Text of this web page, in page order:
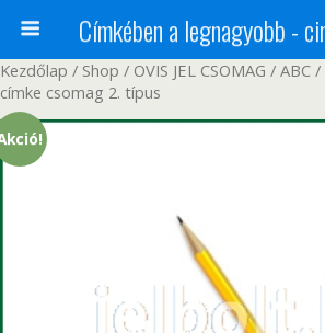
Kezdőlap / Shop / OVIS JEL CSOMAG / ABC /
címke csomag 2. típus